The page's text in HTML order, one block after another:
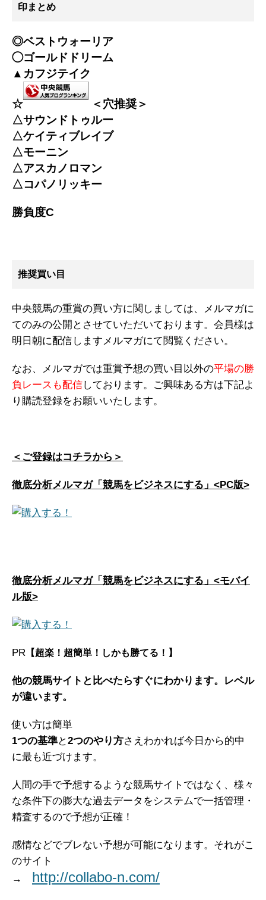
印まとめ
◎ベストウォーリア
◯ゴールドドリーム
▲カフジテイク
☆
＜穴推奨＞
△サウンドトゥルー
△ケイティブレイブ
△モーニン
△アスカノロマン
△コパノリッキー
勝負度C
推奨買い目
中央競馬の重賞の買い方に関しましては、メルマガに
てのみの公開とさせていただいております。会員様は
明日朝に配信しますメルマガにて閲覧ください。
なお、メルマガでは重賞予想の買い目以外の平場の勝
負レースも配信しております。ご興味ある方は下記よ
り購読登録をお願いいたします。
＜ご登録はコチラから＞
徹底分析メルマガ「競馬をビジネスにする」<PC版>
徹底分析メルマガ「競馬をビジネスにする」<モバイ
ル版>
PR 【超楽！超簡単！しかも勝てる！】
他の競馬サイトと比べたらすぐにわかります。レベル
が違います。
使い方は簡単
1つの基準と2つのやり方さえわかれば今日から的中
に最も近づけます。
人間の手で予想するような競馬サイトではなく、様々
な条件下の膨大な過去データをシステムで一括管理・
精査するので予想が正確！
感情などでブレない予想が可能になります。それがこ
のサイト
→ http://collabo-n.com/